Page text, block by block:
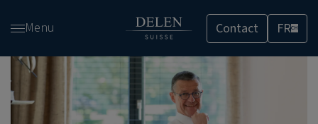
contenu
Menu Contact FRCH